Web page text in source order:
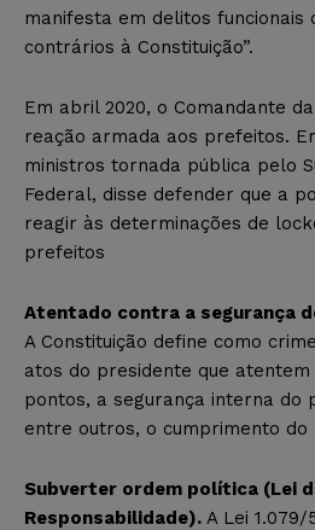
manifesta em delitos funcionais
contrários à Constituição”.
Em abril 2020, o Comandante
reação armada aos prefeitos.
ministros tornada pública pelo
Federal, disse defender que a
reagir às determinações de
prefeitos
Atentado contra a segurança
A Constituição define como
atos do presidente que
pontos, a segurança interna do
entre outros, o cumprimento
Subverter ordem política (Lei
Responsabilidade). A Lei